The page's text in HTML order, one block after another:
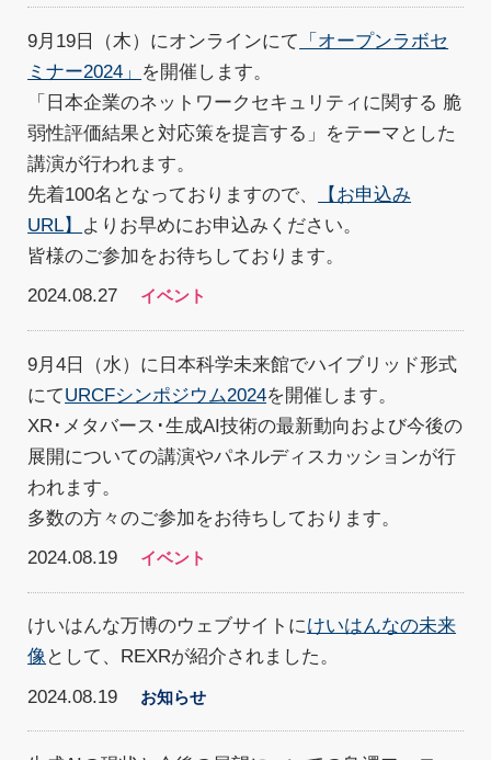
9月19日（木）にオンラインにて
「オープンラボセ
ミナー2024」
を開催します。
「日本企業のネットワークセキュリティに関する 脆
弱性評価結果と対応策を提言する」をテーマとした
講演が行われます。
先着100名となっておりますので、
【お申込み
URL】
よりお早めにお申込みください。
皆様のご参加をお待ちしております。
2024.08.27
イベント
9月4日（水）に日本科学未来館でハイブリッド形式
にてURCFシンポジウム2024を開催します。
XR･メタバース･生成AI技術の最新動向および今後の
展開についての講演やパネルディスカッションが行
われます。
多数の方々のご参加をお待ちしております。
2024.08.19
イベント
けいはんな万博のウェブサイトにけいはんなの未来
像 として、REXRが紹介されました。
2024.08.19
お知らせ